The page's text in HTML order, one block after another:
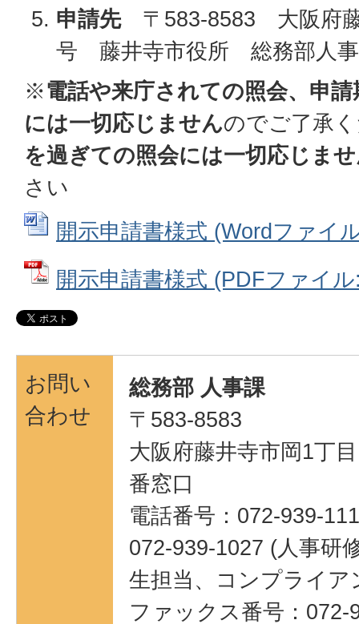
申請先〒583-8583 大阪府藤
号 藤井寺市役所 総務部人
※電話や来庁されての照会、申
には一切応じませんのでご了承
を過ぎての照会には一切応じま
さい
開示申請書様式 (Wordファイ
開示申請書様式 (PDFファイ
お問い
合わせ
総務部 人事課
〒583-8583
大阪府藤井寺市岡1丁
番窓口
電話番号：072-939-
072-939-1027 (人事研
生担当、コンプライア
ファックス番号：072-